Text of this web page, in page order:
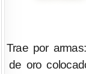
Trae por
de oro